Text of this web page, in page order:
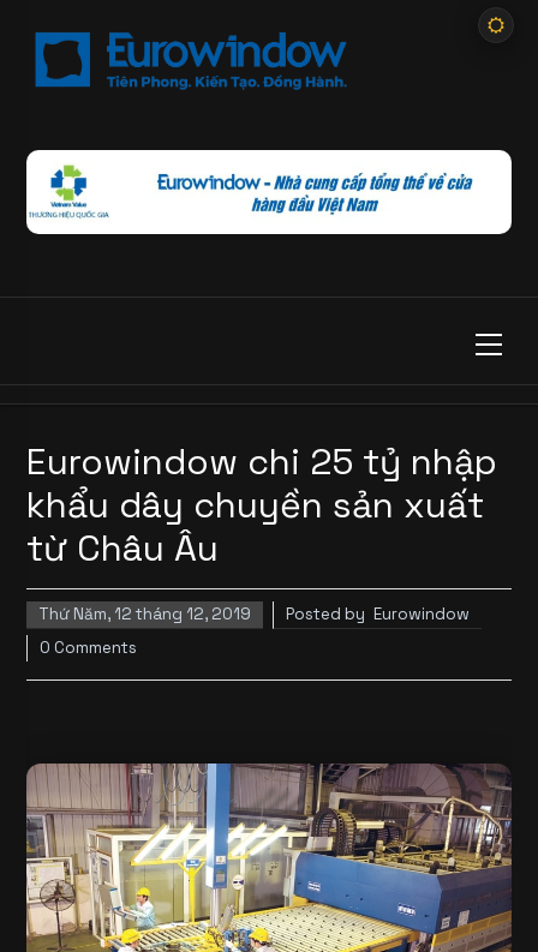
Eurowindow chi 25 tỷ nhập
khẩu dây chuyền sản xuất
từ Châu Âu
Thứ Năm, 12 tháng 12, 2019 Posted by Eurowindow
0 Comments